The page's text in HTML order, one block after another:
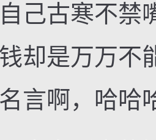
古寒不禁
却是万万不
言啊，哈哈